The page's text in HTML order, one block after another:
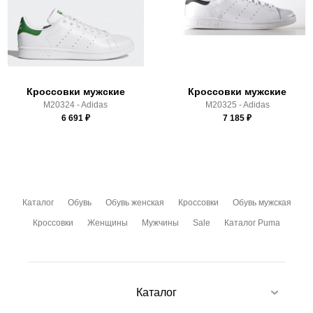
Здесь вы можете более детально ознакомиться с
условиямиоплаты и доставки
Кроссовки мужские
M20324 - Adidas
6 691₽
Кроссовки мужские
M20325 - Adidas
7 185 ₽
Каталог Обувь Обувь женская Кроссовки Обувь мужская
Кроссовки Женщины Мужчины Sale Каталог Puma
Каталог